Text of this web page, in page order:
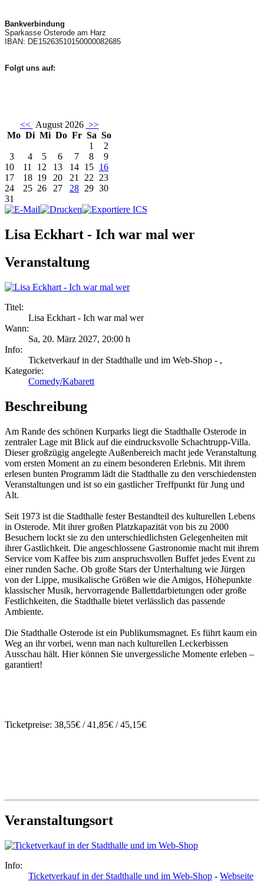
Bankverbindung
Sparkasse Osterode am Harz
IBAN: DE15263510150000082685
Folgt uns auf:
<< August 2026 >>
Mo Di Mi Do Fr Sa So
1
2
3
4 5 6 7 8
9
10
11 12 13 14 15 16
17
18 19 20 21 22 23
24
25 26 27 28 29 30
31
Lisa Eckhart - Ich war mal wer
Veranstaltung
Titel:
Lisa Eckhart - Ich war mal wer
Wann:
Sa, 20. März 2027, 20:00 h
Info:
Ticketverkauf in der Stadthalle und im Web-Shop - ,
Kategorie:
Comedy/Kabarett
Beschreibung
Am Rande des schönen Kurparks liegt die Stadthalle Osterode in
zentraler Lage mit Blick auf die eindrucksvolle Schachtrupp-Villa.
Dieser großzügig angelegte Außenbereich macht jede Veranstaltung
vom ersten Moment an zu einem besonderen Erlebnis. Mit ihrem
erlesen bunten Programm lädt die Stadthalle zu den verschiedensten
Veranstaltungen und ist so ein gastlicher Treffpunkt für Jung und
Alt.
Seit 1973 ist die Stadthalle fester Bestandteil des kulturellen Lebens
in Osterode. Mit ihrer großen Platzkapazität von bis zu 2000
Besuchern lockt sie zu den unterschiedlichsten Gelegenheiten mit
ihrer Gastlichkeit. Die angeschlossene Gastronomie macht mit ihrem
Service vom Kaffee bis zum anspruchsvollen Buffet jedes Event zu
einer runden Sache. Ob große Stars der Unterhaltung wie Jürgen
von der Lippe, musikalische Größen wie die Amigos, Höhepunkte
klassischer Musik, hervorragende Ballettdarbietungen oder große
Festlichkeiten, die Stadthalle bietet verlässlich das passende
Ambiente.
Die Stadthalle Osterode ist ein Publikumsmagnet. Es führt kaum ein
Weg an ihr vorbei, wenn man nach kulturellen Leckerbissen
Ausschau hält. Hier können Sie unvergessliche Momente erleben –
garantiert!
Ticketpreise: 38,55€ / 41,85€ / 45,15€
Veranstaltungsort
Info:
Ticketverkauf in der Stadthalle und im Web-Shop - Webseite